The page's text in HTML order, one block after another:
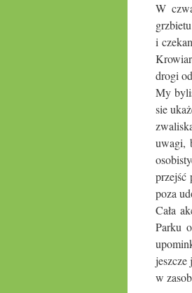
W
i
drogi
My
sie
uwagi,
przejść
poza
Cała
Parku
w